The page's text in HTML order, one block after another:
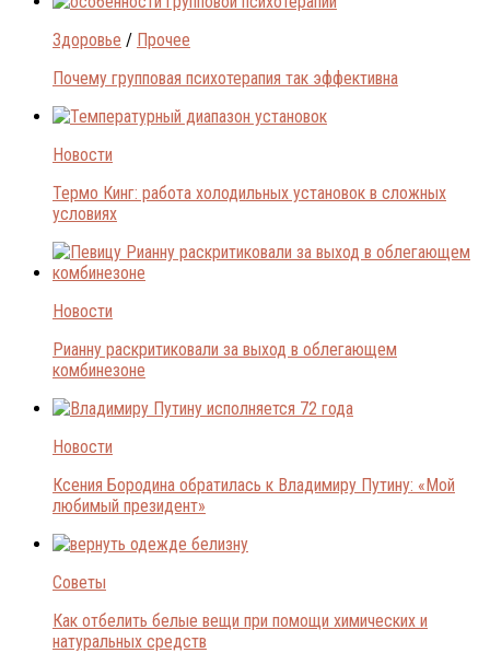
Здоровье / Прочее
Почему групповая психотерапия так эффективна
Новости
Термо Кинг: работа холодильных установок в сложных
условиях
Новости
Рианну раскритиковали за выход в облегающем
комбинезоне
Новости
Ксения Бородина обратилась к Владимиру Путину: «Мой
любимый президент»
Советы
Как отбелить белые вещи при помощи химических и
натуральных средств